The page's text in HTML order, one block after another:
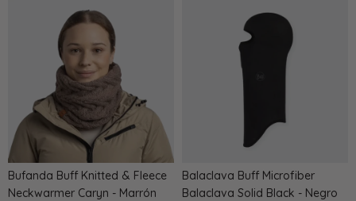
Bufanda Buff Knitted & Fleece
Neckwarmer Caryn - Marrón
Balaclava Buff Microfiber
Balaclava Solid Black - Negro